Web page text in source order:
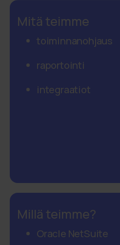
Mitä teimme
toiminnanohjaus
raportointi
integraatiot
Millä teimme?
Oracle NetSuite